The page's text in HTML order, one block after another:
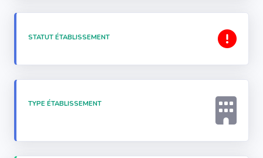
STATUT ÉTABLISSEMENT
TYPE ÉTABLISSEMENT